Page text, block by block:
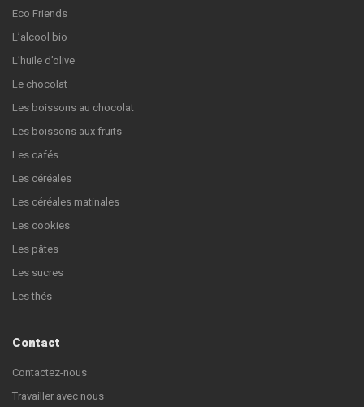
Eco Friends
L’alcool bio
L’huile d’olive
Le chocolat
Les boissons au chocolat
Les boissons aux fruits
Les cafés
Les céréales
Les céréales matinales
Les cookies
Les pâtes
Les sucres
Les thés
Contact
Contactez-nous
Travailler avec nous